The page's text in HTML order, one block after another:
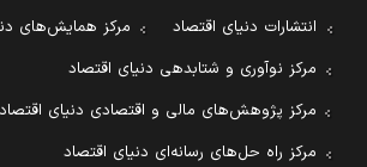
انتشارات دنیای اقتصاد
مرکز همایش‌های
مرکز نوآوری و شتابدهی دنیای اقتصاد
مرکز پژوهش‌های مالی و اقتصادی دنیای اقتصاد
مرکز راه حل‌های رسانه‌ای دنیای اقتصاد